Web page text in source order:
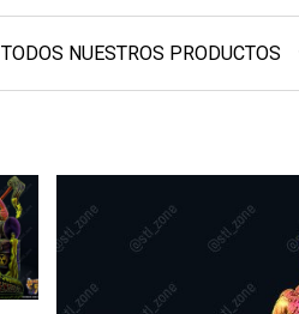
TODOS NUESTROS PRODUCTOS